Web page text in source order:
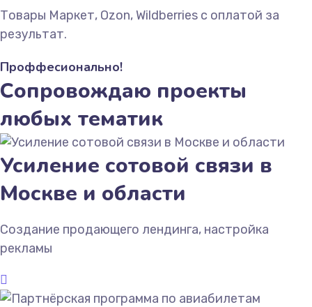
Товары Маркет, Ozon, Wildberries с оплатой за
результат.
Проффесионально!
Сопровождаю проекты
любых тематик
Усиление сотовой связи в
Москве и области
Создание продающего лендинга, настройка
рекламы